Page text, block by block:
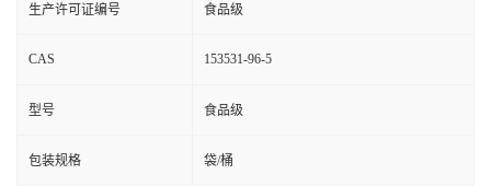
生产许可证编号 食品级
CAS 153531-96-5
型号 食品级
包装规格 袋/桶